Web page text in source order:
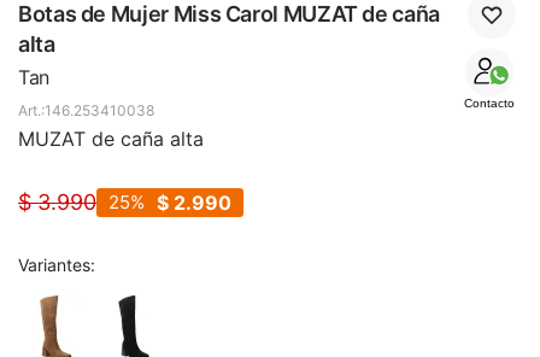
Botas de Mujer Miss Carol MUZAT de caña
alta
Tan
Contacto
146.253410038
MUZAT de caña alta
$ 3.990 $ 2.990
25
Variantes: